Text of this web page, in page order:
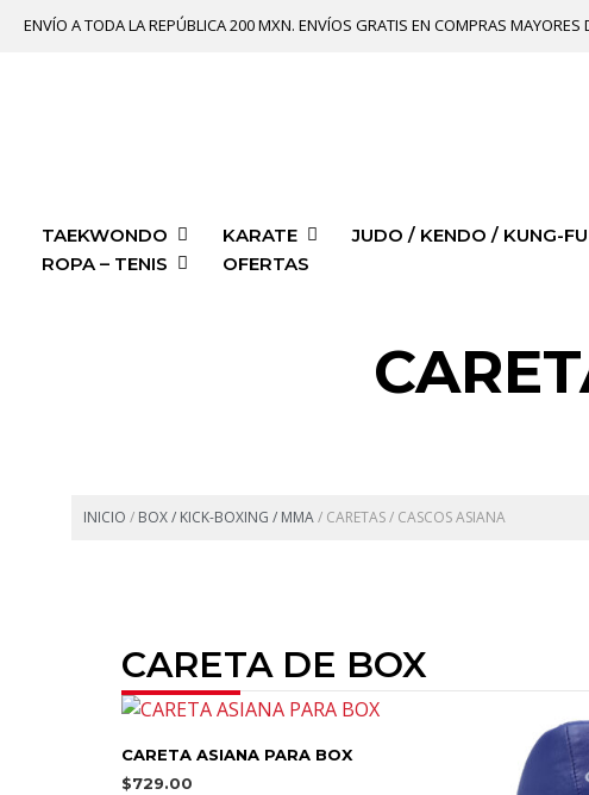
ENVÍO A TODA LA REPÚBLICA 200 MXN. ENVÍOS GRATIS EN COMPRAS
TAEKWONDO KARATE JUDO / KENDO / KUNG-
ROPA – TENIS
OFERTAS
INICIO / BOX / KICK-BOXING / MMA/ CARETAS / CASCOS ASIANA
CARETA DE BOX
CARETA ASIANA PARA BOX
$729.00